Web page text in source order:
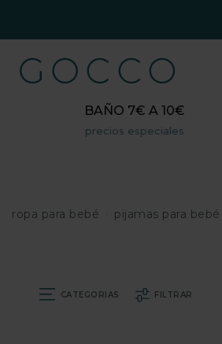
BAÑO 7€ A 10€
precios especiales
ropa para bebé pijamas para bebé
CATEGORIAS FILTRAR